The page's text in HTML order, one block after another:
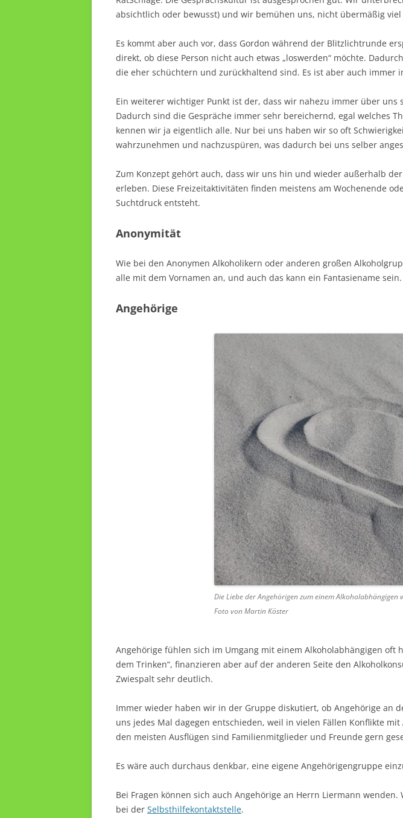
absichtlich oder bewusst) und wir bemühen uns, nicht übermäßig
Es kommt aber auch vor, dass Gordon während der Blitzlichtrunde
direkt, ob diese Person nicht auch etwas „loswerden“ möchte.
die eher schüchtern und zurückhaltend sind. Es ist aber auch immer
Ein weiterer wichtiger Punkt ist der, dass wir nahezu immer über
Dadurch sind die Gespräche immer sehr bereichernd, egal welches
kennen wir ja eigentlich alle. Nur bei uns haben wir so oft
wahrzunehmen und nachzuspüren, was dadurch bei uns selber
Zum Konzept gehört auch, dass wir uns hin und wieder außerhalb
erleben. Diese Freizeitaktivitäten finden meistens am Wochenende
Suchtdruck entsteht.
Anonymität
Wie bei den Anonymen Alkoholikern oder anderen großen
alle mit dem Vornamen an, und auch das kann ein Fantasiename sein.
Angehörige
Die Liebe der Angehörigen zum einem
Foto von Martin Köster
Angehörige fühlen sich im Umgang mit einem Alkoholabhängigen oft
dem Trinken“, finanzieren aber auf der anderen Seite den
Zwiespalt sehr deutlich.
Immer wieder haben wir in der Gruppe diskutiert, ob Angehörige an
uns jedes Mal dagegen entschieden, weil in vielen Fällen Konflikte
den meisten Ausflügen sind Familienmitglieder und Freunde gern
Es wäre auch durchaus denkbar, eine eigene Angehörigengruppe
Bei Fragen können sich auch Angehörige an Herrn Liermann
bei der Selbsthilfekontaktstelle.